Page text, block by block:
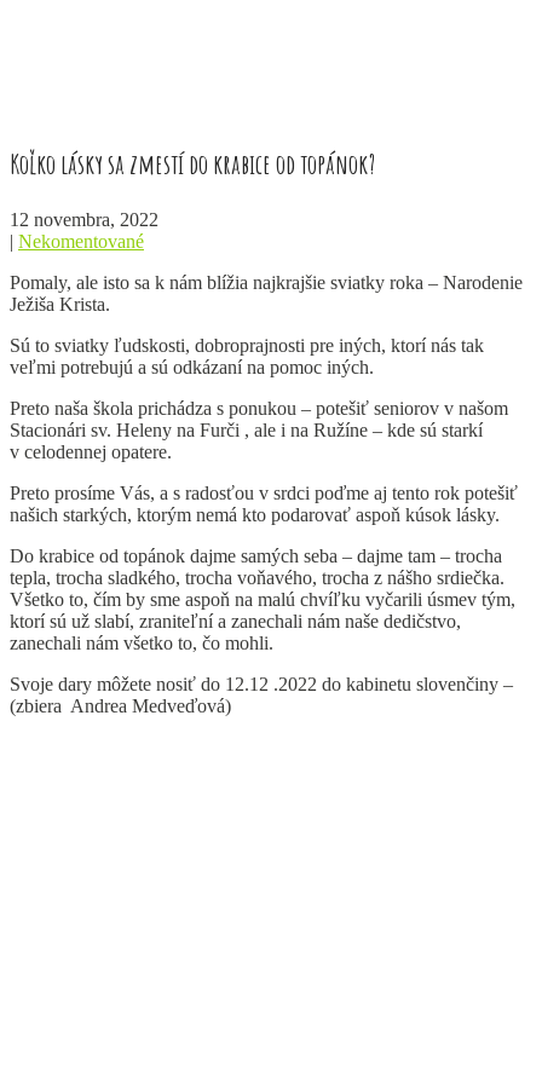
Koľko lásky sa zmestí do krabice od topánok?
12 novembra, 2022
| Nekomentované
Pomaly, ale isto sa k nám blížia najkrajšie sviatky roka – Narodenie
Ježiša Krista.
Sú to sviatky ľudskosti, dobroprajnosti pre iných, ktorí nás tak
veľmi potrebujú a sú odkázaní na pomoc iných.
Preto naša škola prichádza s ponukou – potešiť seniorov v našom
Stacionári sv. Heleny na Furči , ale i na Ružíne – kde sú starkí
v celodennej opatere.
Preto prosíme Vás, a s radosťou v srdci poďme aj tento rok potešiť
našich starkých, ktorým nemá kto podarovať aspoň kúsok lásky.
Do krabice od topánok dajme samých seba – dajme tam – trocha
tepla, trocha sladkého, trocha voňavého, trocha z nášho srdiečka.
Všetko to, čím by sme aspoň na malú chvíľku vyčarili úsmev tým,
ktorí sú už slabí, zraniteľní a zanechali nám naše dedičstvo,
zanechali nám všetko to, čo mohli.
Svoje dary môžete nosiť do 12.12 .2022 do kabinetu slovenčiny –
(zbiera Andrea Medveďová)